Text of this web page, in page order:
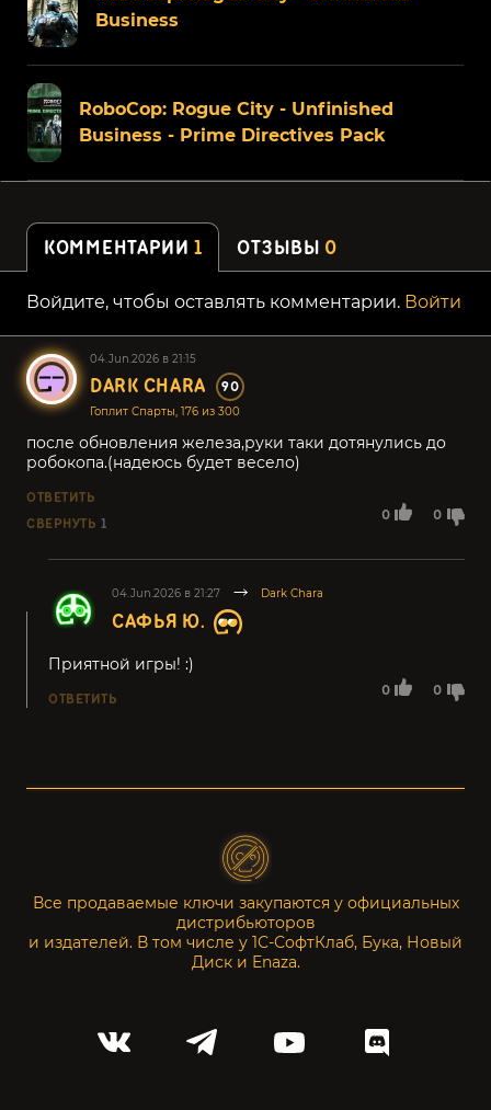
Business
RoboCop: Rogue City - Unfinished
Business - Prime Directives Pack
КОММЕНТАРИИ 1 ОТЗЫВЫ 0
Войдите, чтобы оставлять комментарии. Войти
04.Jun.2026 в 21:15
DARK CHARA 90
Гоплит Спарты, 176 из 300
0 0
после обновления железа,руки таки дотянулись до
робокопа.(надеюсь будет весело)
ОТВЕТИТЬ
СВЕРНУТЬ 1
04.Jun.2026 в 21:27 Dark Chara
САФЬЯ Ю.
0 0
Приятной игры! :)
ОТВЕТИТЬ
Все продаваемые ключи закупаются у официальных
дистрибьюторов
и издателей. В том числе у 1С-СофтКлаб, Бука, Новый
Диск и Enaza.